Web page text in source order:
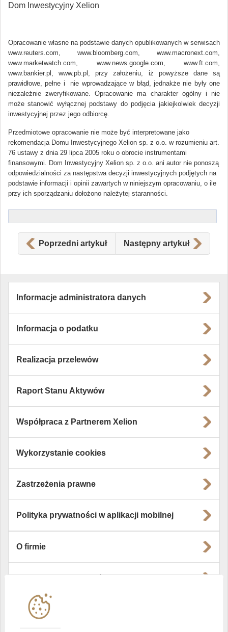
Dom Inwestycyjny Xelion
Opracowanie własne na podstawie danych opublikowanych w serwisach
www.reuters.com, www.bloomberg.com, www.macronext.com,
www.marketwatch.com, www.news.google.com, www.ft.com,
www.bankier.pl, www.pb.pl, przy założeniu, iż powyższe dane są
prawidłowe, pełne i nie wprowadzające w błąd, jednakże nie były one
niezależnie zweryfikowane. Opracowanie ma charakter ogólny i nie
może stanowić wyłącznej podstawy do podjęcia jakiejkolwiek decyzji
inwestycyjnej przez jego odbiorcę.
Przedmiotowe opracowanie nie może być interpretowane jako
rekomendacja Domu Inwestycyjnego Xelion sp. z o.o. w rozumieniu art.
76 ustawy z dnia 29 lipca 2005 roku o obrocie instrumentami
finansowymi. Dom Inwestycyjny Xelion sp. z o.o. ani autor nie ponoszą
odpowiedzialności za następstwa decyzji inwestycyjnych podjętych na
podstawie informacji i opinii zawartych w niniejszym opracowaniu, o ile
przy ich sporządzaniu dołożono należytej staranności.
Poprzedni artykuł Następny artykuł
Informacje administratora danych
Informacja o podatku
Realizacja przelewów
Raport Stanu Aktywów
Współpraca z Partnerem Xelion
Wykorzystanie cookies
Zastrzeżenia prawne
Polityka prywatności w aplikacji mobilnej
O firmie
Instytucje współpracujące